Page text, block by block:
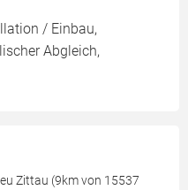
/ Einbau,
Abgleich,
Zittau (9km von 15537